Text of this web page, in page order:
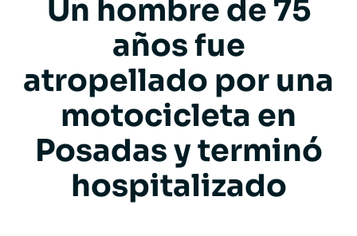
Un hombre de 75
años fue
atropellado por una
motocicleta en
Posadas y terminó
hospitalizado